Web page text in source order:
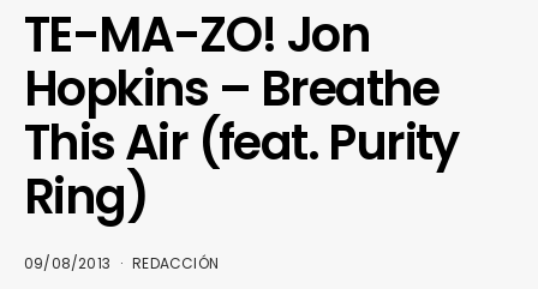
TE-MA-ZO! Jon
Hopkins – Breathe
This Air (feat. Purity
Ring)
09/08/2013 REDACCIÓN